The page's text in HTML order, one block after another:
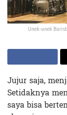
Unek-unek
Jujur saja,
Setidaknya
saya bisa